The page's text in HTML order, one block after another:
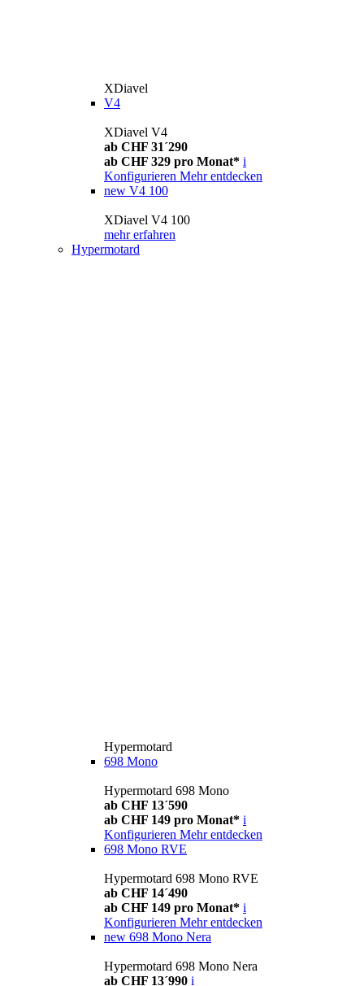
XDiavel
V4
XDiavel V4
ab CHF 31´290
ab CHF 329 pro Monat* i
Konfigurieren Mehr entdecken
new V4 100
XDiavel V4 100
mehr erfahren
Hypermotard
Hypermotard
698 Mono
Hypermotard 698 Mono
ab CHF 13´590
ab CHF 149 pro Monat* i
Konfigurieren Mehr entdecken
698 Mono RVE
Hypermotard 698 Mono RVE
ab CHF 14´490
ab CHF 149 pro Monat* i
Konfigurieren Mehr entdecken
new 698 Mono Nera
Hypermotard 698 Mono Nera
ab CHF 13´990 i